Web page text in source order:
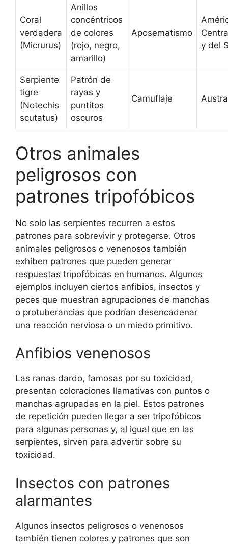
Coral
verdadera
(Micrurus)
Anillos
concéntricos
de colores
(rojo, negro,
amarillo)
Aposematismo
y del
Serpiente
tigre
(Notechis
scutatus)
Patrón de
rayas y
puntitos
oscuros
Camuflaje
Otros animales
peligrosos con
patrones tripofóbicos
No solo las serpientes recurren a estos
patrones para sobrevivir y protegerse. Otros
animales peligrosos o venenosos también
exhiben patrones que pueden generar
respuestas tripofóbicas en humanos. Algunos
ejemplos incluyen ciertos anfibios, insectos y
peces que muestran agrupaciones de manchas
o protuberancias que podrían desencadenar
una reacción nerviosa o un miedo primitivo.
Anfibios venenosos
Las ranas dardo, famosas por su toxicidad,
presentan coloraciones llamativas con puntos o
manchas agrupadas en la piel. Estos patrones
de repetición pueden llegar a ser tripofóbicos
para algunas personas y, al igual que en las
serpientes, sirven para advertir sobre su
toxicidad.
Insectos con patrones
alarmantes
Algunos insectos peligrosos o venenosos
también tienen colores y patrones que son